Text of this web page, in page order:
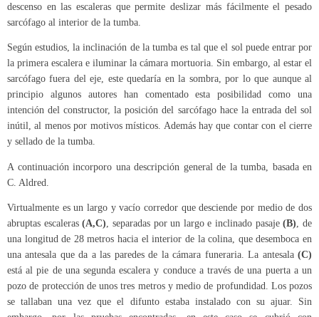
descenso en las escaleras que permite deslizar más fácilmente el pesado
sarcófago al interior de la tumba.
Según estudios, la inclinación de la tumba es tal que el sol puede entrar por
la primera escalera e iluminar la cámara mortuoria. Sin embargo, al estar el
sarcófago fuera del eje, este quedaría en la sombra, por lo que aunque al
principio algunos autores han comentado esta posibilidad como una
intención del constructor, la posición del sarcófago hace la entrada del sol
inútil, al menos por motivos místicos. Además hay que contar con el cierre
y sellado de la tumba.
A continuación incorporo una descripción general de la tumba, basada en
C. Aldred.
Virtualmente es un largo y vacío corredor que desciende por medio de dos
abruptas escaleras(A,C), separadas por un largo e inclinado pasaje(B), de
una longitud de 28 metros hacia el interior de la colina, que desemboca en
una antesala que da a las paredes de la cámara funeraria. La antesala (C)
está al pie de una segunda escalera y conduce a través de una puerta a un
pozo de protección de unos tres metros y medio de profundidad. Los pozos
se tallaban una vez que el difunto estaba instalado con su ajuar. Sin